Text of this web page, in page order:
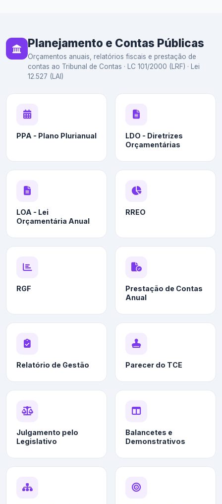
Planejamento e Contas Públicas
Orçamentos anuais, relatórios fiscais e prestação de
contas ao Tribunal de Contas · LC 101/2000 (LRF) · Lei
12.527 (LAI)
PPA - Plano Plurianual
LDO - Diretrizes
Orçamentárias
LOA - Lei
Orçamentária Anual
RREO
RGF
Prestação de Contas
Anual
Relatório de Gestão Parecer do TCE
Julgamento pelo
Legislativo
Balancetes e
Demonstrativos